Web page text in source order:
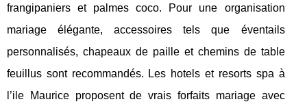
frangipaniers et palmes coco. Pour une organisation
mariage élégante, accessoires tels que éventails
personnalisés, chapeaux de paille et chemins de table
feuillus sont recommandés. Les hotels et resorts spa à
l’ile Maurice proposent de vrais forfaits mariage avec